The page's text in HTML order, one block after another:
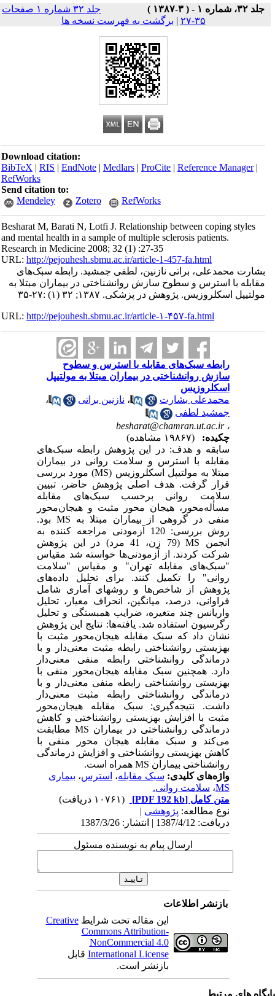
جلد ۳۲، شماره ۱ - ( ۳-۱۳۸۷ )
جلد ۳۲ شماره ۱ صفحات
۳۵-۲۷
|برگشت به فهرست نسخه ها
Download citation:
BibTeX|RIS|EndNote|Medlars|ProCite|Reference Manager
RefWorks
Send citation to:
Mendeley
Zotero RefWorks
Besharat M, Barati N, Lotfi J. Relationship between coping styles
and mental health in a sample of multiple sclerosis patients.
Research in Medicine 2008; 32 (1) :27-35
URL:http://pejouhesh.sbmu.ac.ir/article-1-457-fa.html
بشارت محمدعلی، براتی نازنین، لطفی جمشید. رابطه سبک‌های
مقابله با استرس و سطوح سازش روانشناختی در بیماران مبتلا به
مولتیپل اسکلروزیس. پژوهش در پزشکی. ۱۳۸۷; ۳۲ (۱) :۲۷-۳۵
URL:http://pejouhesh.sbmu.ac.ir/article-۱-۴۵۷-fa.html
رابطه سبک‌های مقابله با استرس و سطوح
سازش روانشناختی در بیماران مبتلا به مولتیپل
اسکلروزیس
محمدعلی بشارت
،نازنین براتی
،
جمشید لطفی
besharat@chamran.ut.ac.ir
چکیده:
سابقه و هدف: در این پژوهش رابطه سبک‌های
مقابله با استرس و سلامت روانی در بیماران
مبتلا به مولتیپل اسکلروزیس (MS) مورد بررسی
قرار گرفت. هدف اصلی پژوهش حاضر، تبیین
سلامت روانی برحسب سبک‌های مقابله
مسأله‌محور، هیجان محور مثبت و هیجان‌محور
منفی در گروهی از بیماران مبتلا به MS بود.
روش بررسی: 120 آزمودنی مراجعه کننده به
انجمن MS (79 زن، 41 مرد) در این پژوهش
شرکت کردند. از آزمودنی‌ها خواسته شد مقیاس
"سبک‌های مقابله تهران" و مقیاس "سلامت
روانی" را تکمیل کنند. برای تحلیل داده‌های
پژوهش از شاخص‌ها و روشهای آماری شامل
فراوانی، درصد، میانگین، انحراف معیار، تحلیل
واریانس چند متغیره، ضرایب همبستگی و تحلیل
رگرسیون استفاده شد. یافته‌ها: نتایج این پژوهش
نشان داد که سبک مقابله هیجان‌محور مثبت با
بهزیستی روانشناختی رابطه مثبت معنی‌‌دار و با
درماندگی روانشناختی رابطه منفی معنی‌‌دار
دارد. همچنین سبک مقابله هیجان‌محور منفی با
بهزیستی روانشناختی رابطه منفی معنی‌‌دار و با
درماندگی روانشناختی رابطه مثبت معنی‌‌دار
داشت. نتیجه‌گیری: سبک مقابله هیجان‌محور
مثبت با افزایش بهزیستی روانشناختی و کاهش
درماندگی روانشناختی در بیماران MS مطابقت
می‌کند و سبک مقابله هیجان محور منفی با
کاهش بهزیستی روانشناختی و افزایش درماندگی
روانشناختی بیماران MS همراه است.
واژه‌های کلیدی:سبک‌ مقابله،استرس،بیماری
MS،سلامت روانی.
متن کامل[PDF 192 kb]
نوع مطالعه:پژوهشی|
دریافت: 1387/4/12 | انتشار: 1387/3/26
ارسال پیام به نویسنده مسئول
بازنشر اطلاعات
این مقاله تحت شرایطCreative
Commons Attribution-
NonCommercial 4.0
International Licenseقابل
بازنشر است.
های مرتبط